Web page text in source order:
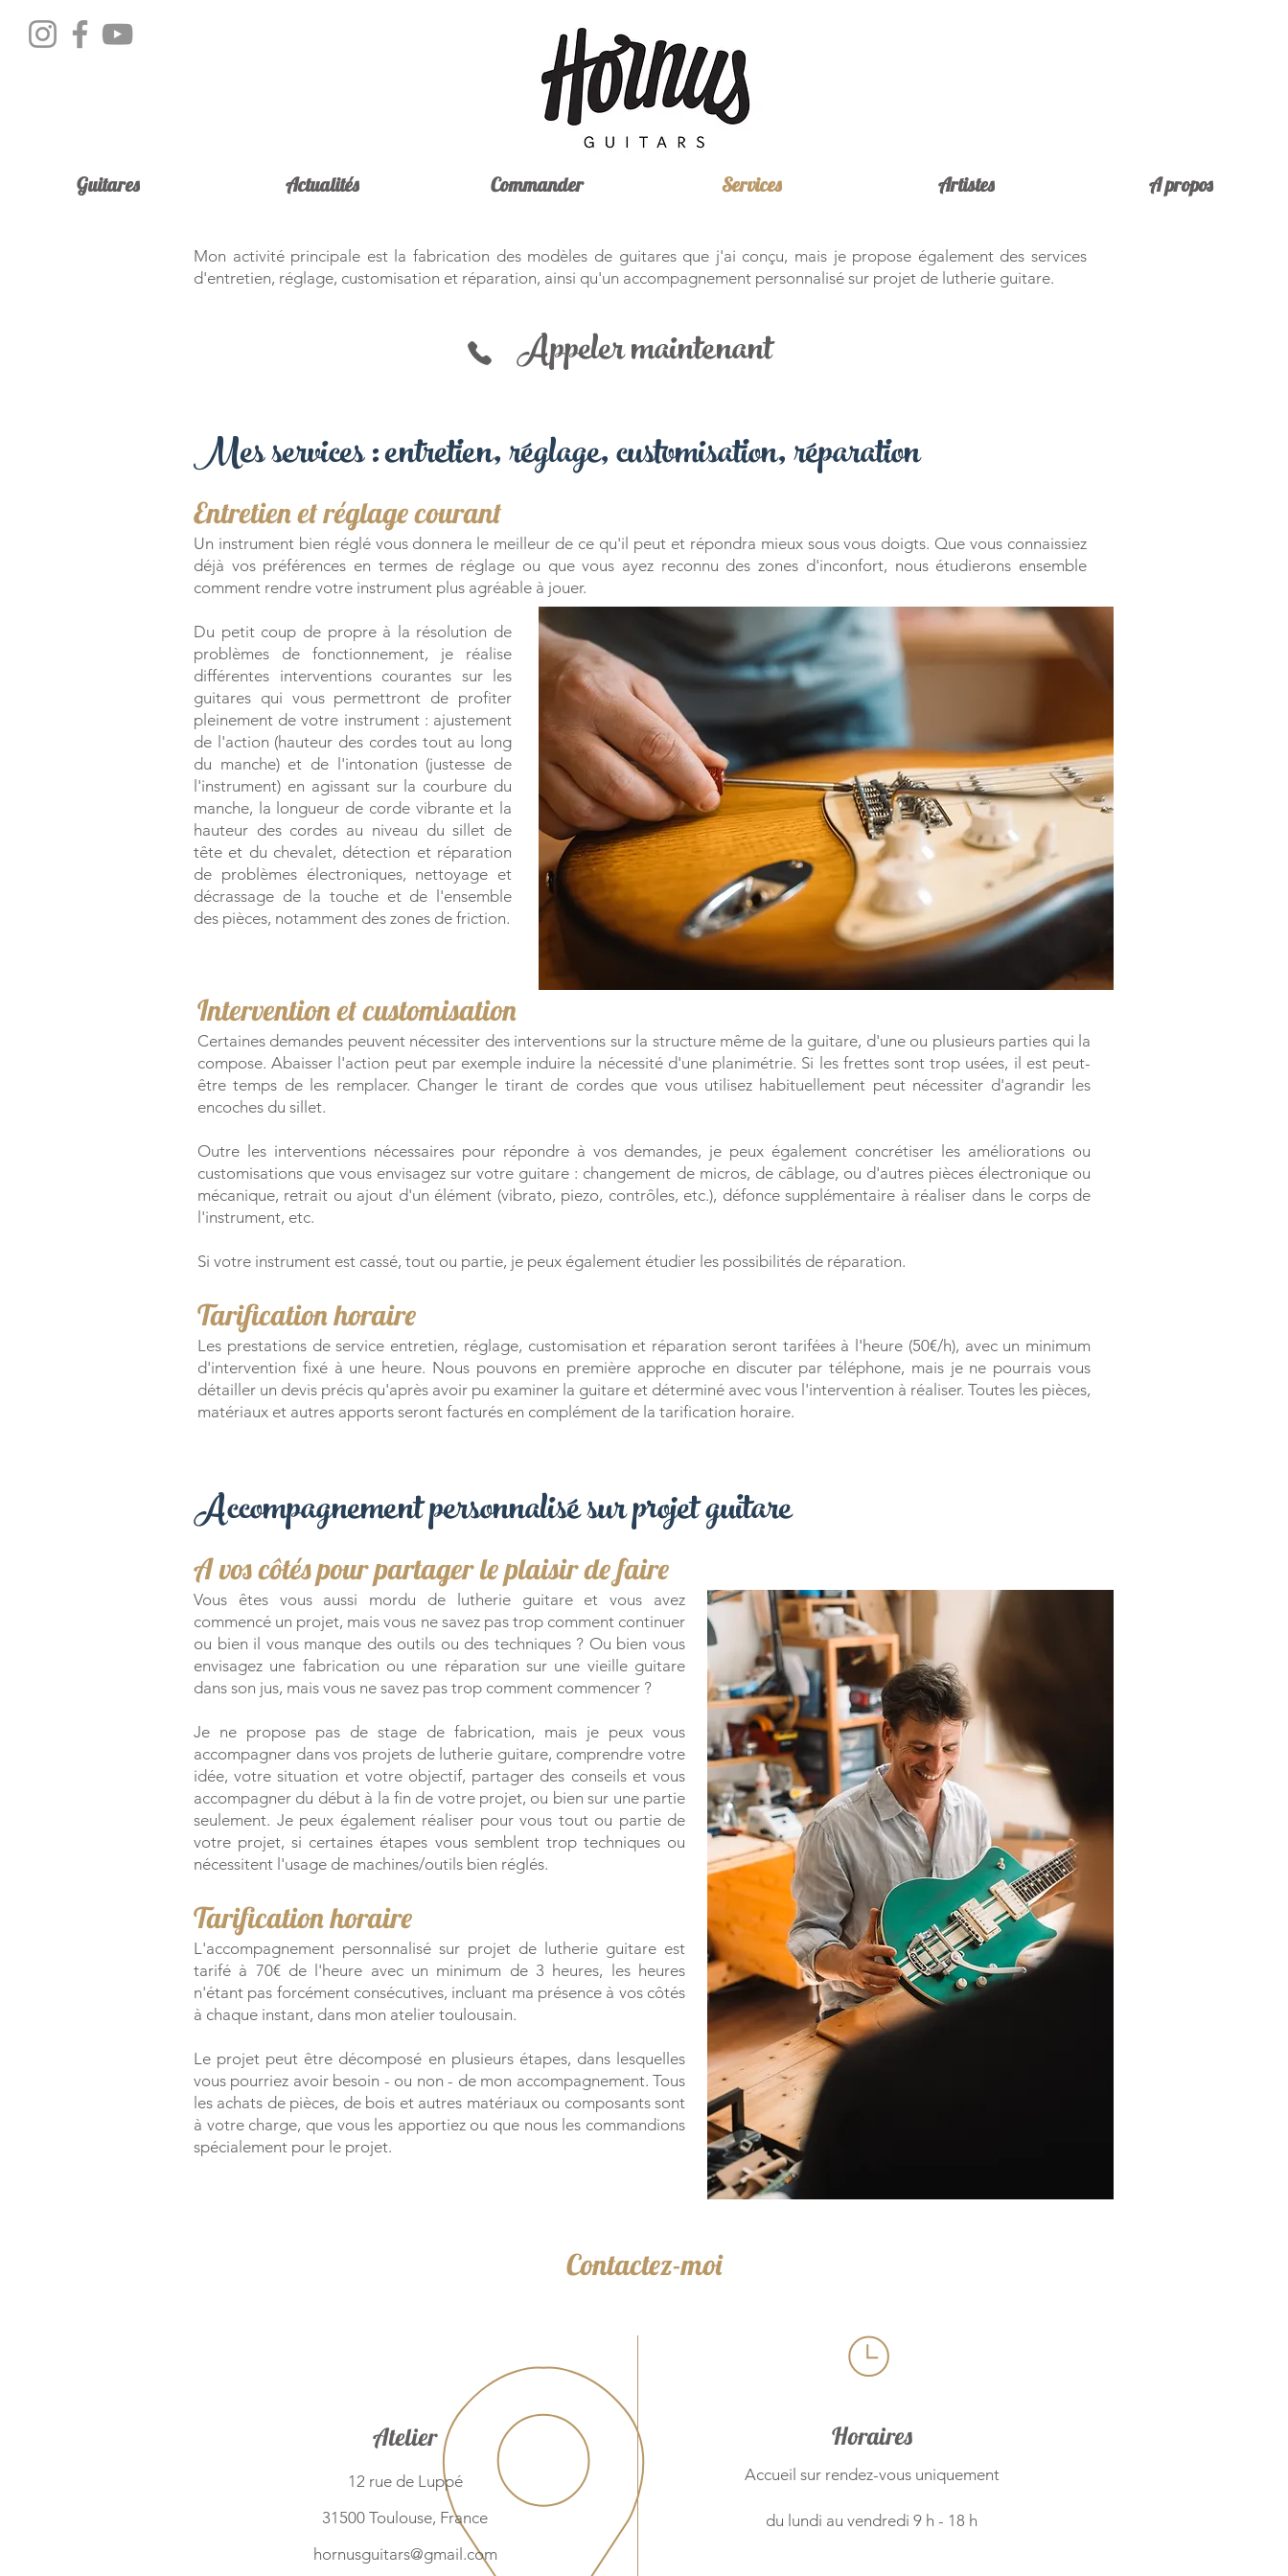
Guitares Actualités Commander Services Artistes A propos
Mon activité principale est la fabrication des modèles de guitares que j'ai conçu, mais je propose également des services
d'entretien, réglage, customisation et réparation, ainsi qu'un accompagnement personnalisé sur projet de lutherie guitare.​​​​​​​​​​​
Appeler maintenant
Mes services : entretien, réglage, customisation, réparation
Entretien et réglage courant
Un instrument bien réglé vous donnera le meilleur de ce qu'il peut et répondra mieux sous vous doigts. Que vous connaissiez
déjà vos préférences en termes de réglage ou que vous ayez reconnu des zones d'inconfort, nous étudierons ensemble
comment rendre votre instrument plus agréable à jouer.
Du petit coup de propre à la résolution de
problèmes de fonctionnement, je réalise
différentes interventions courantes sur les
guitares qui vous permettront de profiter
pleinement de votre instrument : ajustement
de l'action (hauteur des cordes tout au long
du manche) et de l'intonation (justesse de
l'instrument) en agissant sur la courbure du
manche, la longueur de corde vibrante et la
hauteur des cordes au niveau du sillet de
tête et du chevalet, détection et réparation
de problèmes électroniques, nettoyage et
décrassage de la touche et de l'ensemble
des pièces, notamment des zones de friction.​
​Intervention et customisation
Certaines demandes peuvent nécessiter des interventions sur la structure même de la guitare, d'une ou plusieurs parties qui la
compose. Abaisser l'action peut par exemple induire la nécessité d'une planimétrie. Si les frettes sont trop usées, il est peut-
être temps de les remplacer. Changer le tirant de cordes que vous utilisez habituellement peut nécessiter d'agrandir les
encoches du sillet.
Outre les interventions nécessaires pour répondre à vos demandes, je peux également concrétiser les améliorations ou
customisations que vous envisagez sur votre guitare : changement de micros, de câblage, ou d'autres pièces électronique ou
mécanique, retrait ou ajout d'un élément (vibrato, piezo, contrôles, etc.), défonce supplémentaire à réaliser dans le corps de
l'instrument, etc.
Si votre instrument est cassé, tout ou partie, je peux également étudier les possibilités de réparation.
Tarification horaire
Les prestations de service entretien, réglage, customisation et réparation seront tarifées à l'heure (50€/h), avec un minimum
d'intervention fixé à une heure. Nous pouvons en première approche en discuter par téléphone, mais je ne pourrais vous
détailler un devis précis qu'après avoir pu examiner la guitare et déterminé avec vous l'intervention à réaliser. Toutes les pièces,
matériaux et autres apports seront facturés en complément de la tarification horaire.
Accompagnement personnalisé sur projet guitare
A vos côtés pour partager le plaisir de faire
Vous êtes vous aussi mordu de lutherie guitare et vous avez
commencé un projet, mais vous ne savez pas trop comment continuer
ou bien il vous manque des outils ou des techniques ? Ou bien vous
envisagez une fabrication ou une réparation sur une vieille guitare
dans son jus, mais vous ne savez pas trop comment commencer ?
Je ne propose pas de stage de fabrication, mais je peux vous
accompagner dans vos projets de lutherie guitare, comprendre votre
idée, votre situation et votre objectif, partager des conseils et vous
accompagner du début à la fin de votre projet, ou bien sur une partie
seulement. Je peux également réaliser pour vous tout ou partie de
votre projet, si certaines étapes vous semblent trop techniques ou
nécessitent l'usage de machines/outils bien réglés.
Tarification horaire
L'accompagnement personnalisé sur projet de lutherie guitare est
tarifé à 70€ de l'heure avec un minimum de 3 heures, les heures
n'étant pas forcément consécutives, incluant ma présence à vos côtés
à chaque instant, dans mon atelier toulousain.
Le projet peut être décomposé en plusieurs étapes, dans lesquelles
vous pourriez avoir besoin - ou non - de mon accompagnement. Tous
les achats de pièces, de bois et autres matériaux ou composants sont
à votre charge, que vous les apportiez ou que nous les commandions
spécialement pour le projet.​​​​​​​​​​​​
Contactez-moi
Atelier Horaires
Accueil sur rendez-vous uniquement
du lundi au vendredi 9 h - 18 h
12 rue de Luppé
31500 Toulouse, France
hornusguitars@gmail.com